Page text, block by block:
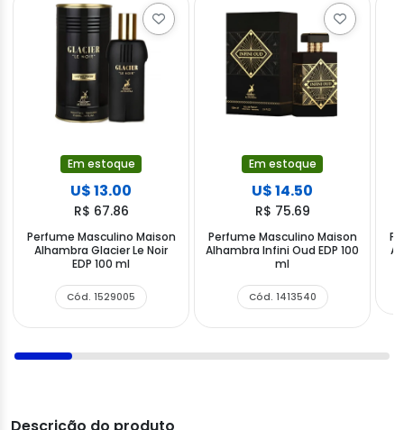
Em estoque
U$ 13.00
R$ 67.86
Perfume Masculino Maison
Alhambra Glacier Le Noir
EDP 100 ml
Cód. 1529005
Em estoque
U$ 14.50
R$ 75.69
Perfume Masculino Maison
Alhambra Infini Oud EDP 100
ml
Cód. 1413540